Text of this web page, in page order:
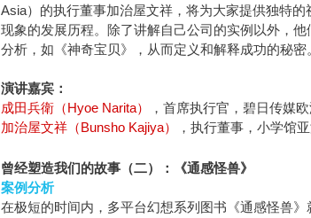
Asia）的执行董事加治屋文祥，将为大家提供独特
现象的发展历程。除了讲解自己公司的实例以外，
分析，如《神奇宝贝》，从而定义和解释成功的秘密
演讲嘉宾：
成田兵衛（Hyoe Narita）
，首席执行官，碧日传媒
加治屋文祥（Bunsho Kajiya）
，执行董事，小学馆
曾经塑造我们的故事（二）：《通感怪兽》
案例分析
在极短的时间内，多平台幻想系列图书《通感怪兽